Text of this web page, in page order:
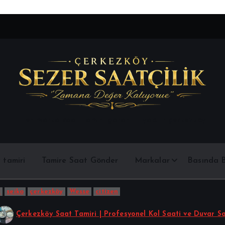
tamiri Tamire Saat Gönder Markalar Basında
seiko çerkezköy Wesse citizen
| Profesyonel Kol Saati ve Duvar Saati Tamiri